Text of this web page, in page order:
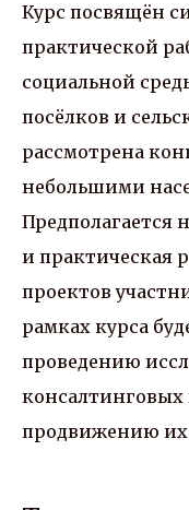
Курс посвящён
практической
социальной
посёлков и
рассмотрена
небольшими
Предполагается
и практическая
проектов
рамках курса
проведению
консалтинговых
продвижению их